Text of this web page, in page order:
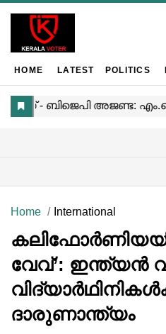
HOME LATEST POLITICS
Home International
വേവ്’: ഇന്ത്യൻ
ദാരുണാന്ത്യം